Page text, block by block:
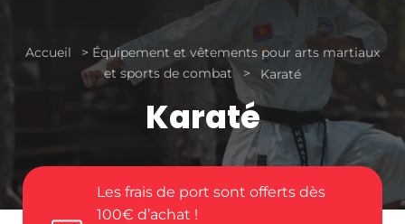
Karaté
Accueil > Équipement et vêtements pour arts martiaux
et sports de combat
> Karaté
Les frais de port sont offerts dès
100€ d’achat !